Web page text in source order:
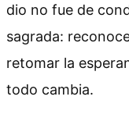
dio no fue de
sagrada:
retomar la
todo cambia.